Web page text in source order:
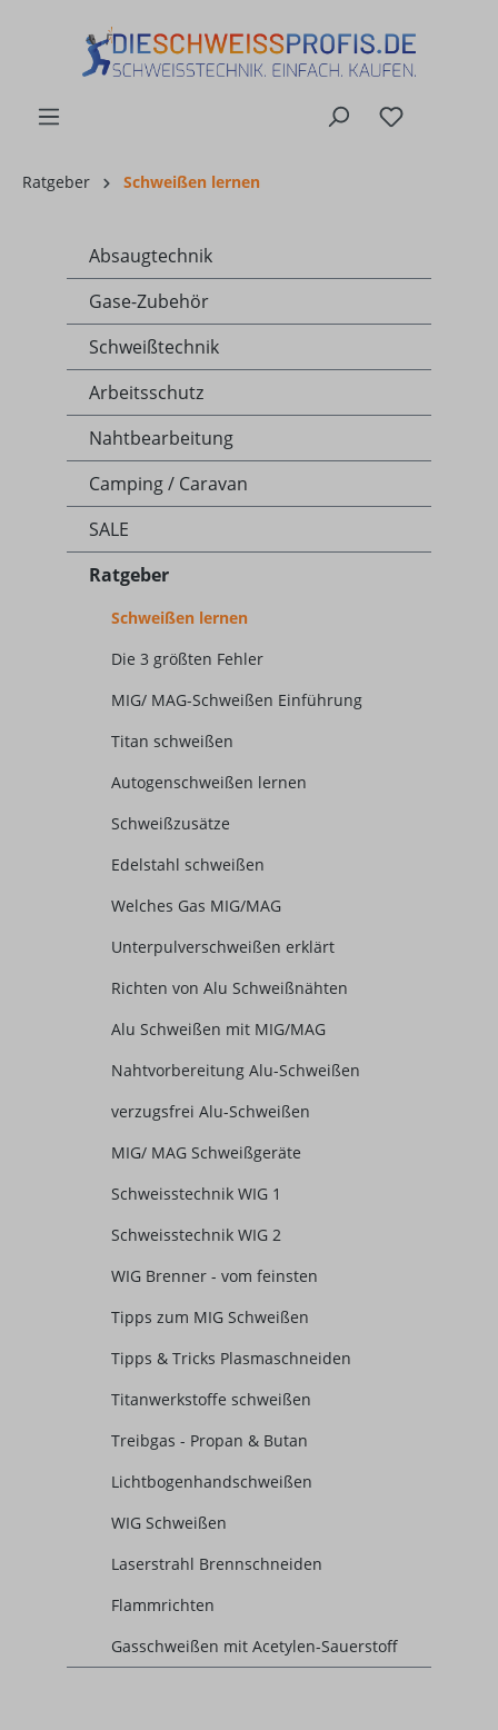
Ratgeber Schweißen lernen
Absaugtechnik
Gase-Zubehör
Schweißtechnik
Arbeitsschutz
Nahtbearbeitung
Camping / Caravan
SALE
Ratgeber
Schweißen lernen
Die 3 größten Fehler
MIG/ MAG-Schweißen Einführung
Titan schweißen
Autogenschweißen lernen
Schweißzusätze
Edelstahl schweißen
Welches Gas MIG/MAG
Unterpulverschweißen erklärt
Richten von Alu Schweißnähten
Alu Schweißen mit MIG/MAG
Nahtvorbereitung Alu-Schweißen
verzugsfrei Alu-Schweißen
MIG/ MAG Schweißgeräte
Schweisstechnik WIG 1
Schweisstechnik WIG 2
WIG Brenner - vom feinsten
Tipps zum MIG Schweißen
Tipps & Tricks Plasmaschneiden
Titanwerkstoffe schweißen
Treibgas - Propan & Butan
Lichtbogenhandschweißen
WIG Schweißen
Laserstrahl Brennschneiden
Flammrichten
Gasschweißen mit Acetylen-Sauerstoff